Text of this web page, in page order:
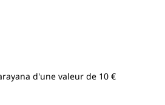
d'une valeur de 10 €